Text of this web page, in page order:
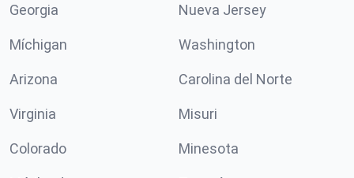
Georgia Nueva Jersey
Míchigan Washington
Arizona Carolina del Norte
Virginia Misuri
Colorado Minesota